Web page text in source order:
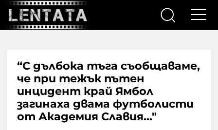
“С дълбока тъга съобщаваме,
че при тежък пътен
инцидент край Ямбол
загинаха двама футболисти
от Академия Славия..."